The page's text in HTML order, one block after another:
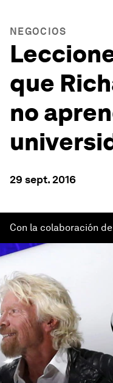
NEGOCIOS
que
no
29 sept. 2016
Con la colaboración